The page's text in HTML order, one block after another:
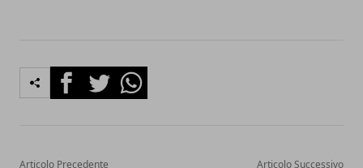
FacebookTwitterWhatsapp
Articolo Precedente Articolo Successivo